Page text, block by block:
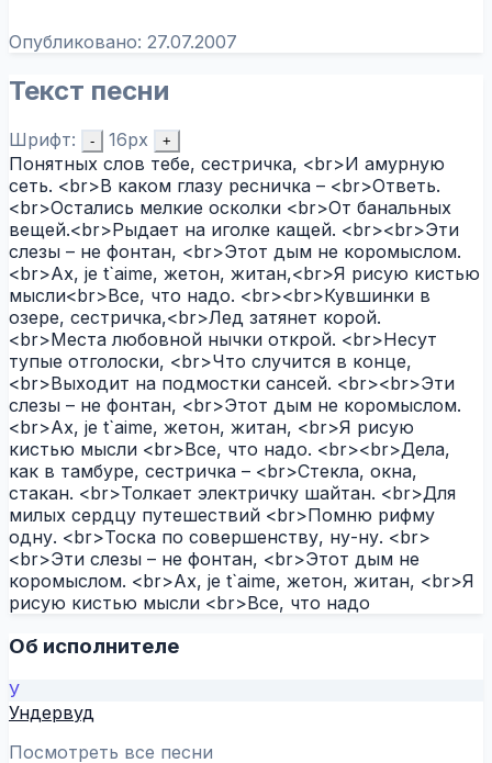
Опубликовано: 27.07.2007
Текст песни
Шрифт: - 16px +
Понятных слов тебе, сестричка, <br>И амурную
сеть. <br>В каком глазу ресничка – <br>Ответь.
<br>Остались мелкие осколки <br>От банальных
вещей.<br>Рыдает на иголке кащей. <br><br>Эти
слезы – не фонтан, <br>Этот дым не коромыслом.
<br>Ах, je t`aime, жетон, житан,<br>Я рисую кистью
мысли<br>Все, что надо. <br><br>Кувшинки в
озере, сестричка,<br>Лед затянет корой.
<br>Места любовной нычки открой. <br>Несут
тупые отголоски, <br>Что случится в конце,
<br>Выходит на подмостки сансей. <br><br>Эти
слезы – не фонтан, <br>Этот дым не коромыслом.
<br>Ах, je t`aime, жетон, житан, <br>Я рисую
кистью мысли <br>Все, что надо. <br><br>Дела,
как в тамбуре, сестричка – <br>Стекла, окна,
стакан. <br>Толкает электричку шайтан. <br>Для
милых сердцу путешествий <br>Помню рифму
одну. <br>Тоска по совершенству, ну-ну. <br>
<br>Эти слезы – не фонтан, <br>Этот дым не
коромыслом. <br>Ах, je t`aime, жетон, житан, <br>Я
рисую кистью мысли <br>Все, что надо
Об исполнителе
У
Ундервуд
Посмотреть все песни